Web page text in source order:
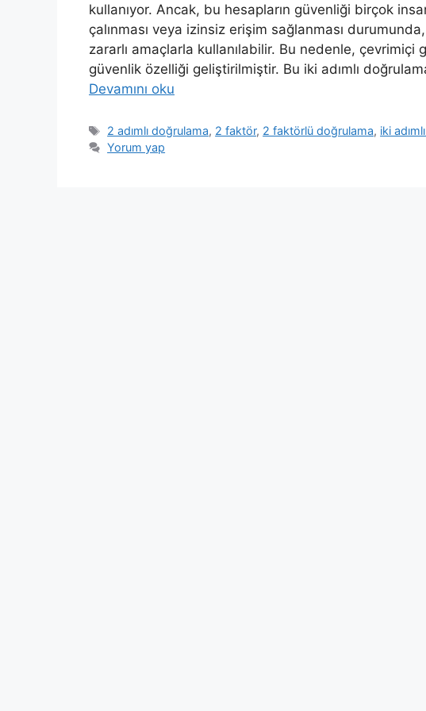
kullanıyor. Ancak, bu hesapların güvenliği birçok
çalınması veya izinsiz erişim sağlanması
zararlı amaçlarla kullanılabilir. Bu nedenle, çevrimiçi
güvenlik özelliği geliştirilmiştir. Bu iki adımlı
Devamını oku
Etiketler
2 adımlı doğrulama, 2 faktör, 2 faktörlü doğrulama, iki
Yorum yap